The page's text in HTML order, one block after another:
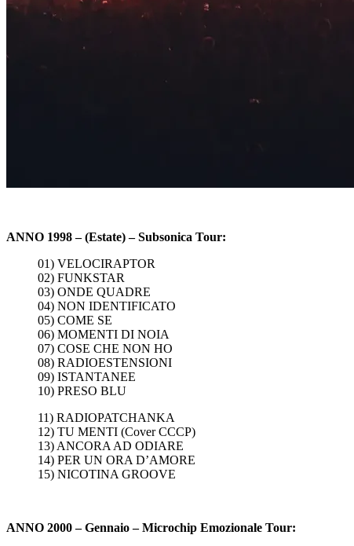
ANNO 1998 – (Estate) – Subsonica Tour:
01) VELOCIRAPTOR
02) FUNKSTAR
03) ONDE QUADRE
04) NON IDENTIFICATO
05) COME SE
06) MOMENTI DI NOIA
07) COSE CHE NON HO
08) RADIOESTENSIONI
09) ISTANTANEE
10) PRESO BLU
11) RADIOPATCHANKA
12) TU MENTI (Cover CCCP)
13) ANCORA AD ODIARE
14) PER UN ORA D’AMORE
15) NICOTINA GROOVE
ANNO 2000 – Gennaio – Microchip Emozionale Tour: